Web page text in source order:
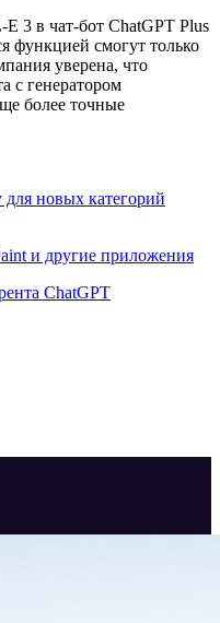
3 в чат-бот ChatGPT Plus
функцией смогут только
уверена, что
с генератором
более точные
новых категорий
и другие приложения
ChatGPT